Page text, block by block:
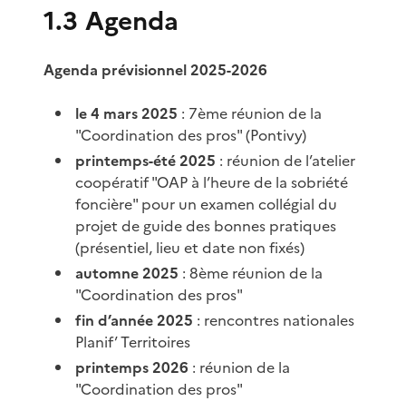
1.3 Agenda
Agenda prévisionnel 2025-2026
le 4 mars 2025 : 7ème réunion de la
"Coordination des pros" (Pontivy)
printemps-été 2025 : réunion de l’atelier
coopératif "OAP à l’heure de la sobriété
foncière" pour un examen collégial du
projet de guide des bonnes pratiques
(présentiel, lieu et date non fixés)
automne 2025 : 8ème réunion de la
"Coordination des pros"
fin d’année 2025 : rencontres nationales
Planif’ Territoires
printemps 2026 : réunion de la
"Coordination des pros"